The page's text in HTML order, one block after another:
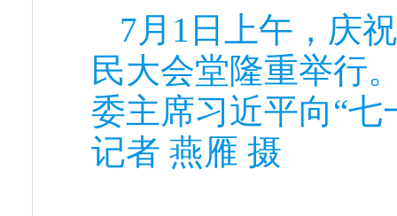
7月1日上午，庆
民大会堂隆重举行
委主席习近平向“
记者 燕雁 摄